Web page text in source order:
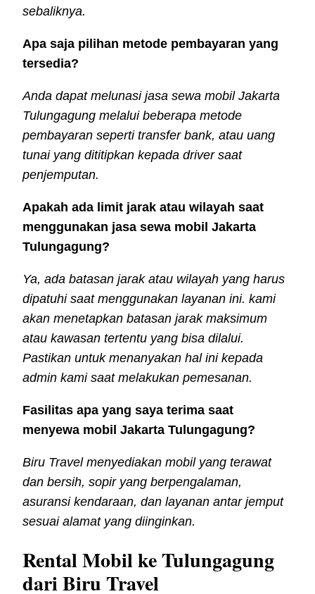
sebaliknya.
Apa saja pilihan metode pembayaran yang
tersedia?
Anda dapat melunasi jasa sewa mobil Jakarta
Tulungagung melalui beberapa metode
pembayaran seperti transfer bank, atau uang
tunai yang dititipkan kepada driver saat
penjemputan.
Apakah ada limit jarak atau wilayah saat
menggunakan jasa sewa mobil Jakarta
Tulungagung?
Ya, ada batasan jarak atau wilayah yang harus
dipatuhi saat menggunakan layanan ini. kami
akan menetapkan batasan jarak maksimum
atau kawasan tertentu yang bisa dilalui.
Pastikan untuk menanyakan hal ini kepada
admin kami saat melakukan pemesanan.
Fasilitas apa yang saya terima saat
menyewa mobil Jakarta Tulungagung?
Biru Travel menyediakan mobil yang terawat
dan bersih, sopir yang berpengalaman,
asuransi kendaraan, dan layanan antar jemput
sesuai alamat yang diinginkan.
Rental Mobil ke Tulungagung
dari Biru Travel